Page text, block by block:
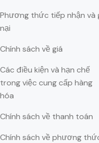
Phương thức tiếp nhận và
nại
Chính sách về giá
Các điều kiện và hạn chế
trong việc cung cấp hàng
hóa
Chính sách về thanh toán
Chính sách về phương